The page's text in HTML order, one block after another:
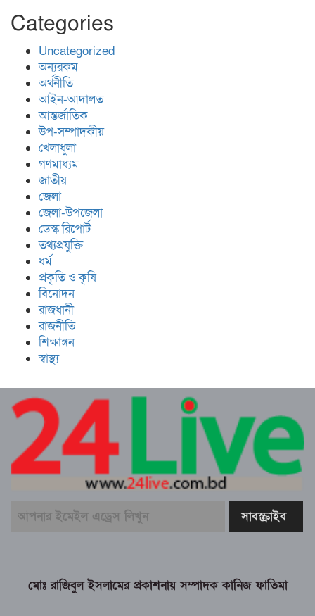
Categories
Uncategorized
অন্যরকম
অর্থনীতি
আইন-আদালত
আন্তর্জাতিক
উপ-সম্পাদকীয়
খেলাধুলা
গণমাধ্যম
জাতীয়
জেলা
জেলা-উপজেলা
ডেস্ক রিপোর্ট
তথ্যপ্রযুক্তি
ধর্ম
প্রকৃতি ও কৃষি
বিনোদন
রাজধানী
রাজনীতি
শিক্ষাঙ্গন
স্বাস্থ্য
মোঃ রাজিবুল ইসলামের প্রকাশনায় সম্পাদক কানিজ ফাতিমা